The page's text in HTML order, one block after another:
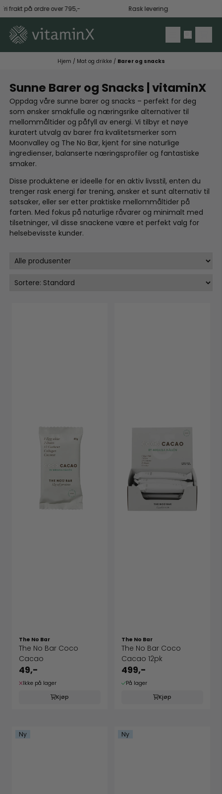
Hopp til innhold
frakt på ordre over 795,- Rask levering
Hjem / Mat og drikke / Barer og snacks
Sunne Barer og Snacks | vitaminX
Oppdag våre sunne barer og snacks – perfekt for deg
som ønsker smakfulle og næringsrike alternativer til
mellommåltider og påfyll av energi. Vi tilbyr et nøye
kuratert utvalg av barer fra kvalitetsmerker som
Moonvalley og The No Bar, kjent for sine naturlige
ingredienser, balanserte næringsprofiler og fantastiske
smaker.
Disse produktene er ideelle for en aktiv livsstil, enten du
trenger rask energi før trening, ønsker et sunt alternativ til
søtsaker, eller ser etter praktiske mellommåltider på
farten. Med fokus på naturlige råvarer og minimalt med
tilsetninger, vil disse snackene være et perfekt valg for
helsebevisste kunder.
The No Bar
The No Bar Coco
Cacao
49,-
Ikke på lager
Kjøp
The No Bar
The No Bar Coco
Cacao 12pk
499,-
På lager
Kjøp
Ny Ny